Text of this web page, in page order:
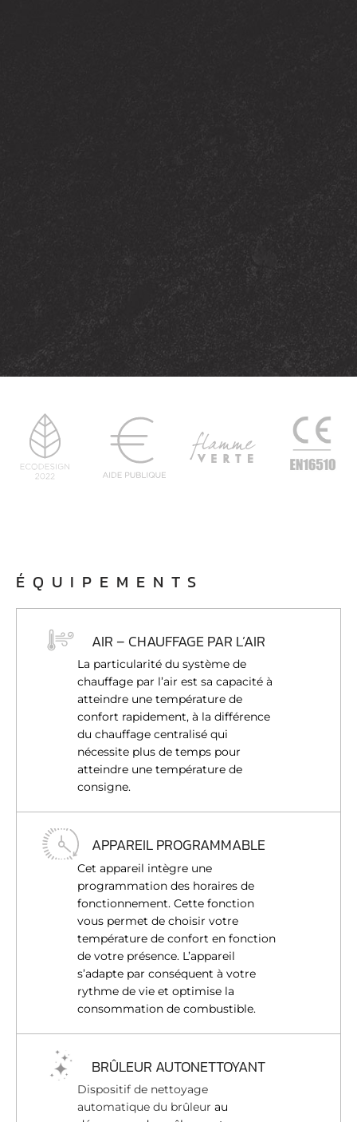
ÉQUIPEMENTS
AIR – CHAUFFAGE PAR L’AIR
La particularité du système de
chauffage par l’air est sa capacité à
atteindre une température de
confort rapidement, à la différence
du chauffage centralisé qui
nécessite plus de temps pour
atteindre une température de
consigne.
APPAREIL PROGRAMMABLE
Cet appareil intègre une
programmation des horaires de
fonctionnement. Cette fonction
vous permet de choisir votre
température de confort en fonction
de votre présence. L’appareil
s’adapte par conséquent à votre
rythme de vie et optimise la
consommation de combustible.
BRÛLEUR AUTONETTOYANT
Dispositif de nettoyage
automatique du brûleur au